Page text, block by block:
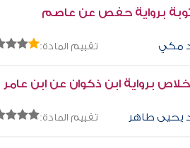
برواية حفص عن عاصم
مكي تقييم المادة:
برواية ابن ذكوان عن ابن عامر
يحيى طاهر تقييم المادة: